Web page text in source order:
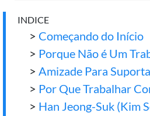
INDICE
> Começando do Início
> Porque Não é Um
> Amizade Para
> Por Que Trabalhar
> Han Jeong-Suk (Kim